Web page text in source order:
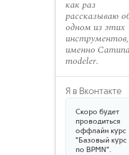
как раз
рассказываю
одном из этих
именно
modeler.
Я в Вконтакте
Скоро будет
проводиться
оффлайн курс
"Базовый курс
по BPMN".